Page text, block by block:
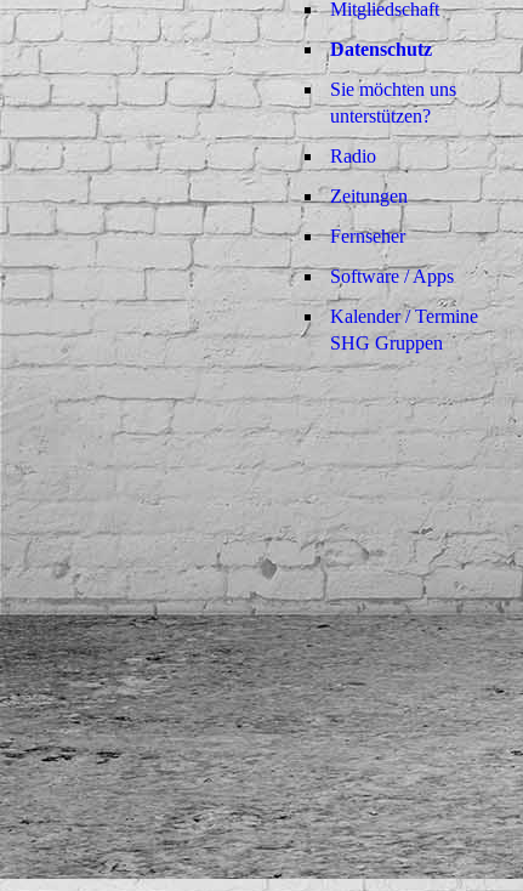
Mitgliedschaft
Datenschutz
Sie möchten uns
unterstützen?
Radio
Zeitungen
Fernseher
Software / Apps
Kalender / Termine
SHG Gruppen